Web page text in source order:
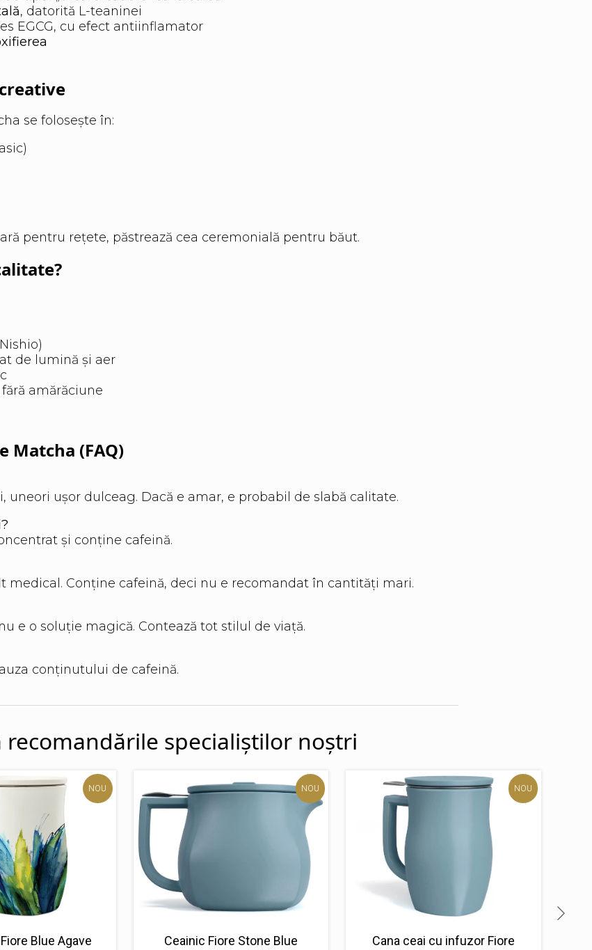
, datorită L-teaninei
EGCG, cu efect antiinflamator
se folosește în:
pentru rețete, păstrează cea ceremonială pentru băut.
de lumină și aer
amărăciune
Matcha (FAQ)
ușor dulceag. Dacă e amar, e probabil de slabă calitate.
și conține cafeină.
medical. Conține cafeină, deci nu e recomandat în cantități mari.
e o soluție magică. Contează tot stilul de viață.
conținutului de cafeină.
recomandările specialiștilor noștri
NOU
Blue Agave
NOU
Ceainic Fiore Stone Blue
NOU
Cana ceai cu infuzor Fiore